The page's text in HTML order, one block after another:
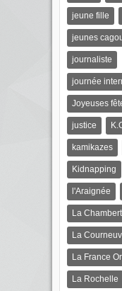
jeune fille
jeunes
journaliste
journée
Joyeuses
justice
kamikazes
Kidnapping
l'Araignée
La
La
La France
La Rochelle